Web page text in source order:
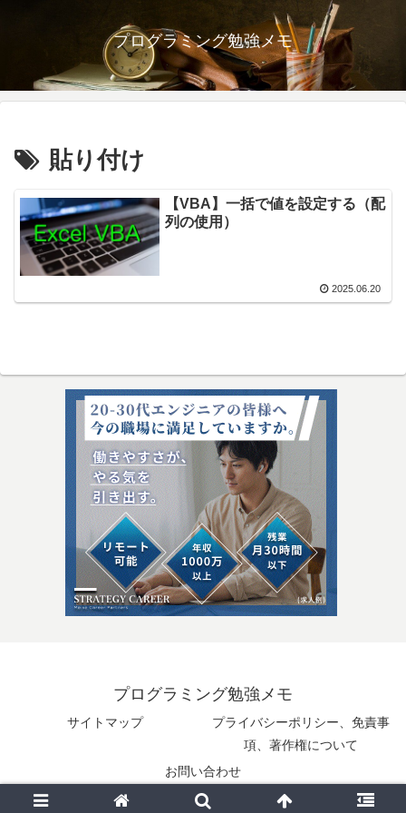
プログラミング勉強メモ
貼り付け
【VBA】一括で値を設定する（配
列の使用）
2025.06.20
プログラミング勉強メモ
サイトマップ
プライバシーポリシー、免責事
項、著作権について
お問い合わせ
© 2025 プログラミング勉強メモ.